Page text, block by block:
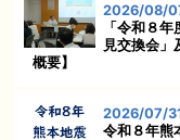
2026/08/
「令和８
見交換会」
概要】
2026/07/
令和８年